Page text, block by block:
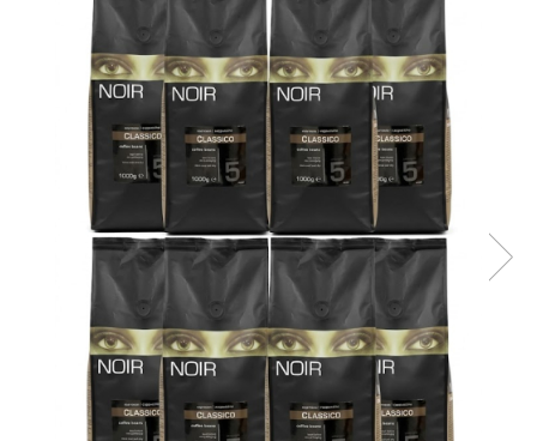
Aparate clasice
Complementare
Cesti si farfurii
Pahare de cafea
Palete cafea
Consumabile
Cappucino instant